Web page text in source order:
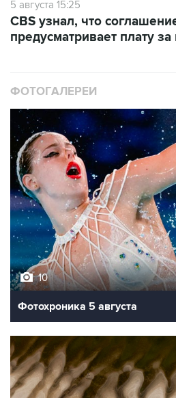
5 августа 15:25
CBS узнал, что
предусматривает плату
ФОТОГАЛЕРЕИ
10
Фотохроника 5 августа